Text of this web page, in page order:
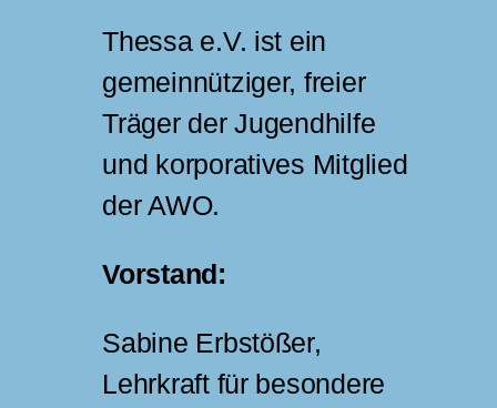
Thessa e.V. ist ein
gemeinnütziger, freier
Träger der Jugendhilfe
und korporatives Mitglied
der AWO.
Vorstand:
Sabine Erbstößer,
Lehrkraft für besondere